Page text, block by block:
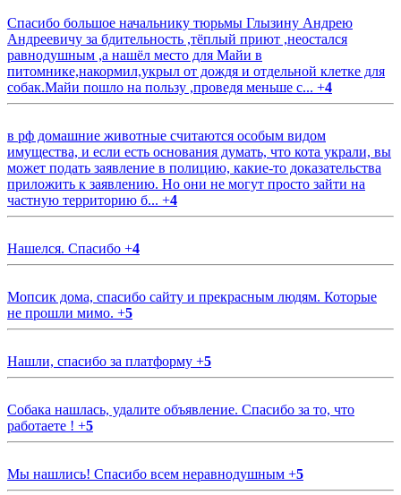
Спасибо большое начальнику тюрьмы Глызину Андрею
Андреевичу за бдительность ,тёплый приют ,неостался
равнодушным ,а нашёл место для Майи в
питомнике,накормил,укрыл от дождя и отдельной клетке для
собак.Майи пошло на пользу ,проведя меньше с... +4
в рф домашние животные считаются особым видом
имущества, и если есть основания думать, что кота украли, вы
может подать заявление в полицию, какие-то доказательства
приложить к заявлению. Но они не могут просто зайти на
частную территорию б... +4
Нашелся. Спасибо +4
Мопсик дома, спасибо сайту и прекрасным людям. Которые
не прошли мимо. +5
Нашли, спасибо за платформу +5
Собака нашлась, удалите объявление. Спасибо за то, что
работаете ! +5
Мы нашлись! Спасибо всем неравнодушным +5